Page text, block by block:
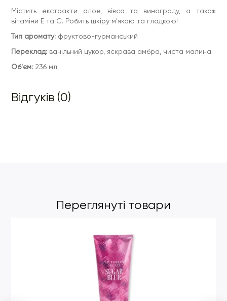
Містить екстракти алое, вівса та винограду, а також
вітаміни E та C. Робить шкіру м'якою та гладкою!
Тип аромату: фруктово-гурманський
Переклад: ванільний цукор, яскрава амбра, чиста малина.
Об'єм: 236 мл
Відгуків (0)
Переглянуті товари